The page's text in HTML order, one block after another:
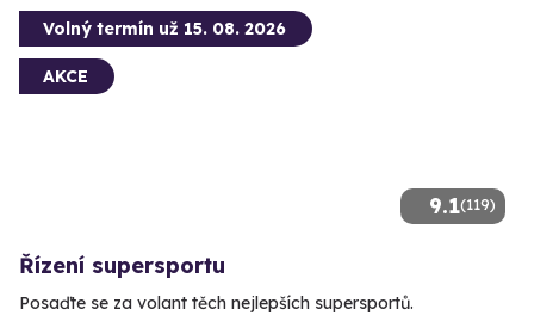
9.1(119)
Volný termín už 15. 08. 2026
AKCE
Řízení supersportu
Posaďte se za volant těch nejlepších supersportů.